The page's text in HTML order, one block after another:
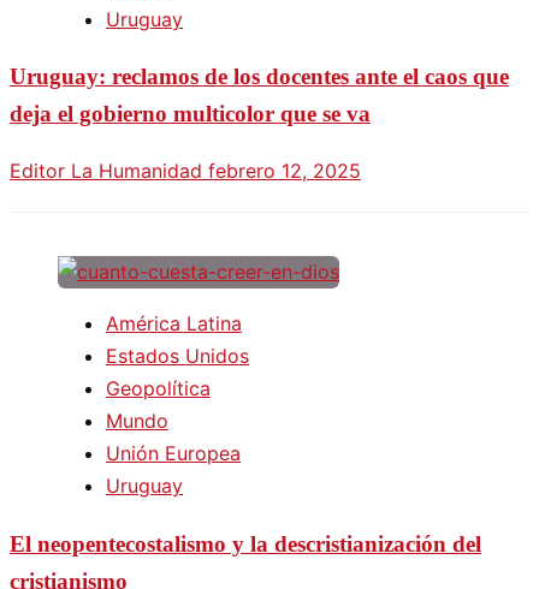
Uruguay
Uruguay: reclamos de los docentes ante el caos que
deja el gobierno multicolor que se va
Editor La Humanidad febrero 12, 2025
América Latina
Estados Unidos
Geopolítica
Mundo
Unión Europea
Uruguay
El neopentecostalismo y la descristianización del
cristianismo